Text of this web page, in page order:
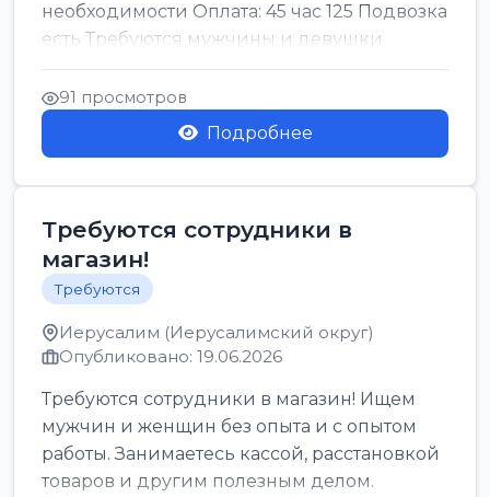
необходимости Оплата: 45 час 125 Подвозка
есть Требуются мужчины и девушки
Только официальн...
91 просмотров
Подробнее
Требуются сотрудники в
магазин!
Требуются
Иерусалим (Иерусалимский округ)
Опубликовано: 19.06.2026
Требуются сотрудники в магазин! Ищем
мужчин и женщин без опыта и с опытом
работы. Занимаетесь кассой, расстановкой
товаров и другим полезным делом.